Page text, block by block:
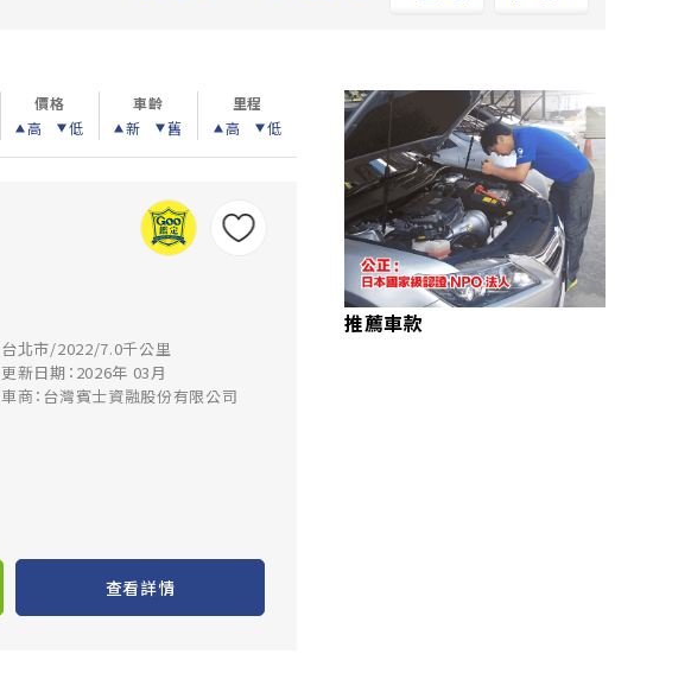
價格
高
低
車齡
新
舊
里程
高
低
台北市/2022/7.0千公里
更新日期：2026年 03月
車商：台灣賓士資融股份有限公司
查看詳情
推薦車款